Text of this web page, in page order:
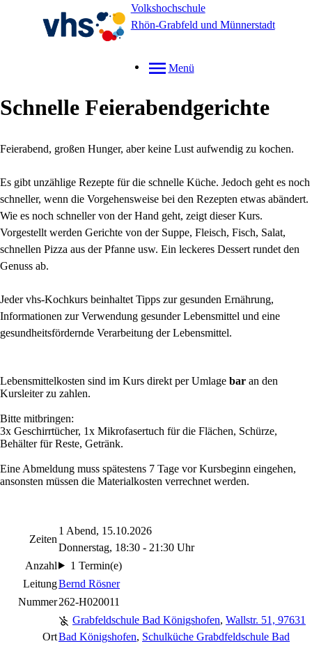
Volkshochschule
Rhön-Grabfeld und Münnerstadt
Menü
Schnelle Feierabendgerichte
Feierabend, großen Hunger, aber keine Lust aufwendig zu kochen.
Es gibt unzählige Rezepte für die schnelle Küche. Jedoch geht es noch
schneller, wenn die Vorgehensweise bei den Rezepten etwas abändert.
Wie es noch schneller von der Hand geht, zeigt dieser Kurs.
Vorgestellt werden Gerichte von der Suppe, Fleisch, Fisch, Salat,
schnellen Pizza aus der Pfanne usw. Ein leckeres Dessert rundet den
Genuss ab.
Jeder vhs-Kochkurs beinhaltet Tipps zur gesunden Ernährung,
Informationen zur Verwendung gesunder Lebensmittel und eine
gesundheitsfördernde Verarbeitung der Lebensmittel.
Lebensmittelkosten sind im Kurs direkt per Umlage bar an den
Kursleiter zu zahlen.
Bitte mitbringen:
3x Geschirrtücher, 1x Mikrofasertuch für die Flächen, Schürze,
Behälter für Reste, Getränk.
Eine Abmeldung muss spätestens 7 Tage vor Kursbeginn eingehen,
ansonsten müssen die Materialkosten verrechnet werden.
Zeiten
1 Abend, 15.10.2026
Donnerstag, 18:30 - 21:30 Uhr
Anzahl
1 Termin(e)
LeitungBernd Rösner
Nummer262-H020011
Ort
Grabfeldschule Bad Königshofen, Wallstr. 51, 97631
Bad Königshofen, Schulküche Grabdfeldschule Bad